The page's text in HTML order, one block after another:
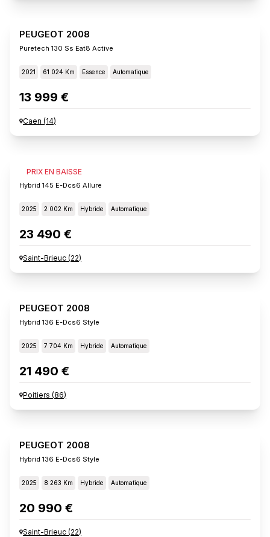
PEUGEOT 2008
Puretech 130 Ss Eat8 Active
2021 61 024 Km Essence Automatique
13 999 €
Caen (14)
PRIX EN BAISSE
PEUGEOT 2008
Hybrid 145 E-Dcs6 Allure
2025 2 002 Km Hybride Automatique
23 490 €
Saint-Brieuc (22)
PEUGEOT 2008
Hybrid 136 E-Dcs6 Style
2025 7 704 Km Hybride Automatique
21 490 €
Poitiers (86)
PEUGEOT 2008
Hybrid 136 E-Dcs6 Style
2025 8 263 Km Hybride Automatique
20 990 €
Saint-Brieuc (22)